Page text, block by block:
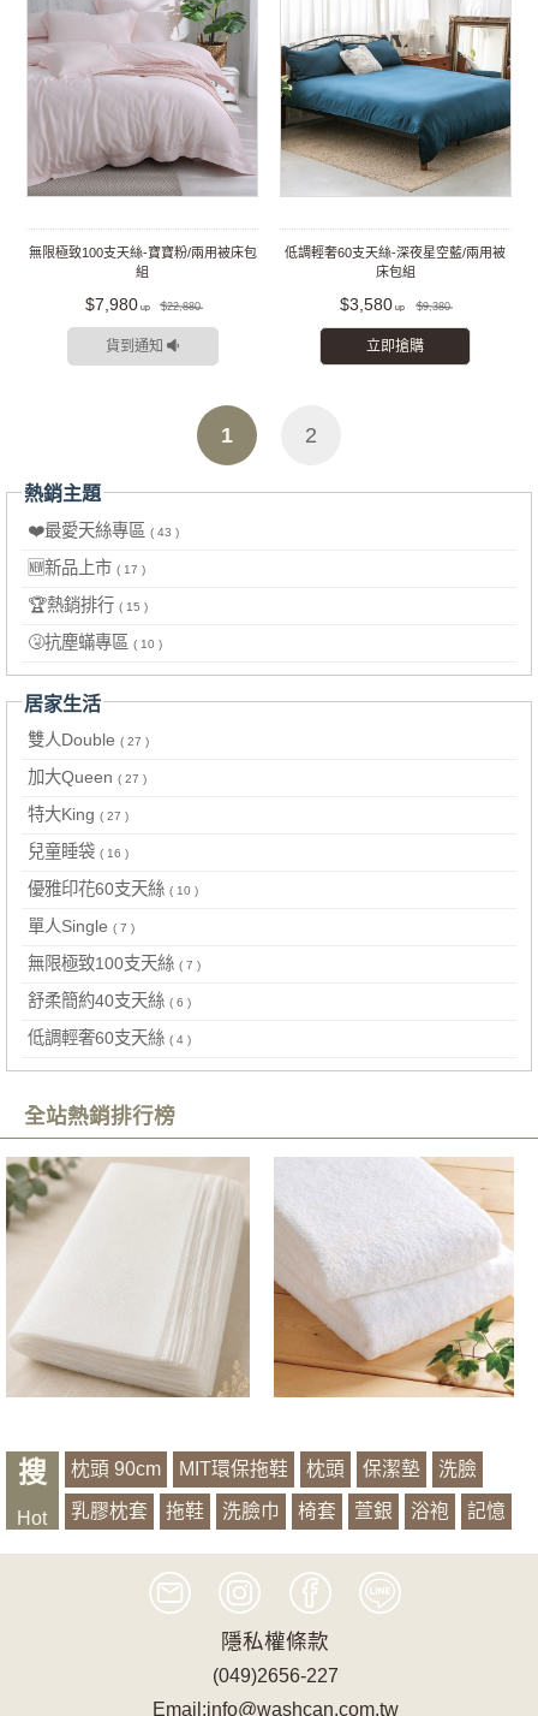
無限極致100支天絲-寶寶粉/兩用被床包
組
$7,980 $22,880
貨到通知
低調輕奢60支天絲-深夜星空藍/兩用被
床包組
$3,580 $9,380
立即搶購
1 2
熱銷主題
❤️最愛天絲專區 ( 43 )
🆕新品上市 ( 17 )
🏆熱銷排行 ( 15 )
🤧抗塵蟎專區 ( 10 )
居家生活
雙人Double ( 27 )
加大Queen ( 27 )
特大King ( 27 )
兒童睡袋 ( 16 )
優雅印花60支天絲 ( 10 )
單人Single ( 7 )
無限極致100支天絲 ( 7 )
舒柔簡約40支天絲 ( 6 )
低調輕奢60支天絲 ( 4 )
全站熱銷排行榜
搜
Hot
枕頭 90cm MIT環保拖鞋 枕頭 保潔墊 洗臉
乳膠枕套 拖鞋 洗臉巾 椅套 萱銀 浴袍 記憶
有機山蕉
隱私權條款
(049)2656-227
Email:info@washcan.com.tw